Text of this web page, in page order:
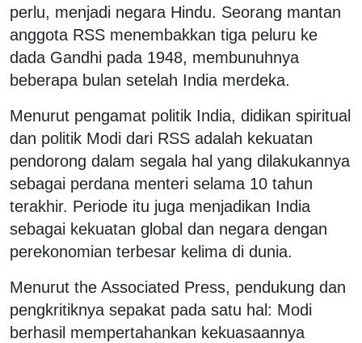
perlu, menjadi negara Hindu. Seorang mantan
anggota RSS menembakkan tiga peluru ke
dada Gandhi pada 1948, membunuhnya
beberapa bulan setelah India merdeka.
Menurut pengamat politik India, didikan spiritual
dan politik Modi dari RSS adalah kekuatan
pendorong dalam segala hal yang dilakukannya
sebagai perdana menteri selama 10 tahun
terakhir. Periode itu juga menjadikan India
sebagai kekuatan global dan negara dengan
perekonomian terbesar kelima di dunia.
Menurut the Associated Press, pendukung dan
pengkritiknya sepakat pada satu hal: Modi
berhasil mempertahankan kekuasaannya